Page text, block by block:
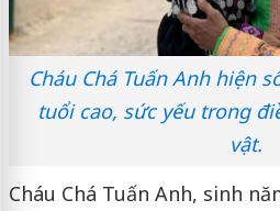
Cháu Chá Tuấn Anh hiện
tuổi cao, sức yếu trong
vật.
Cháu Chá Tuấn Anh, sinh